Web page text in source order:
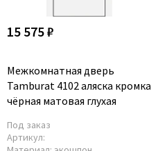
15 575 ₽
Межкомнатная дверь
Tamburat 4102 аляска кромка
чёрная матовая глухая
Под заказ
Артикул: